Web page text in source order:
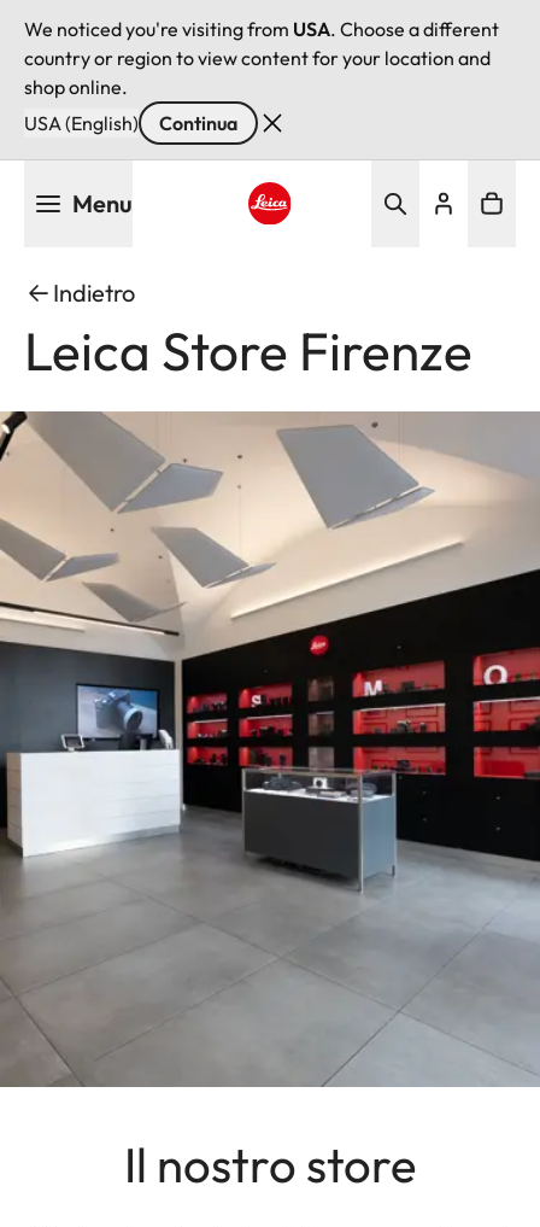
We noticed you're visiting from USA. Choose a different
country or region to view content for your location and
shop online.
USA (English)
Continua
Menu
Indietro
Leica Store Firenze
Il nostro store